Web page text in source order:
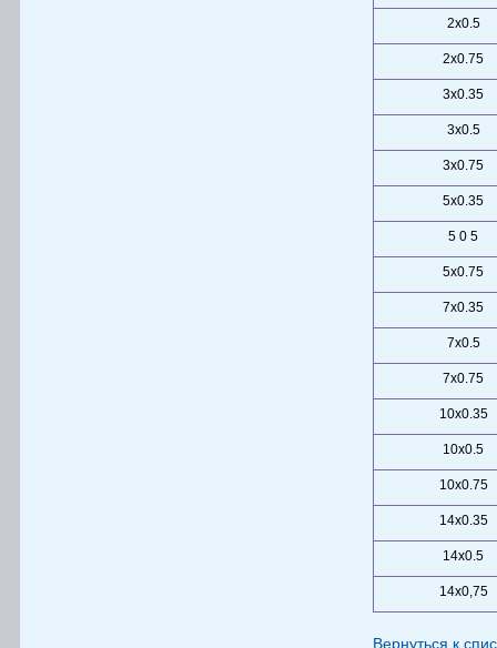
2х0.5
2х0.75
3х0.35
3х0.5
3х0.75
5х0.35
5 0 5
5х0.75
7х0.35
7х0.5
7х0.75
10х0.35
10х0.5
10х0.75
14х0.35
14х0.5
14х0,75
Вернуться к